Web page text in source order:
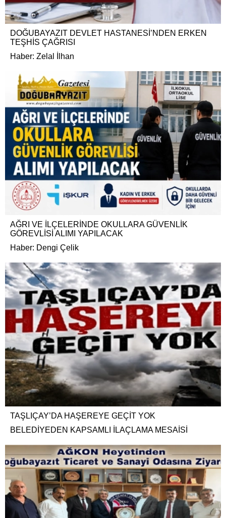
DOĞUBAYAZIT DEVLET HASTANESİ’NDEN ERKEN
TEŞHİS ÇAĞRISI
Haber: Zelal İlhan
AĞRI VE İLÇELERİNDE OKULLARA GÜVENLİK
GÖREVLİSİ ALIMI YAPILACAK
Haber: Dengi Çelik
TAŞLIÇAY’DA HAŞEREYE GEÇİT YOK
BELEDİYEDEN KAPSAMLI İLAÇLAMA MESAİSİ